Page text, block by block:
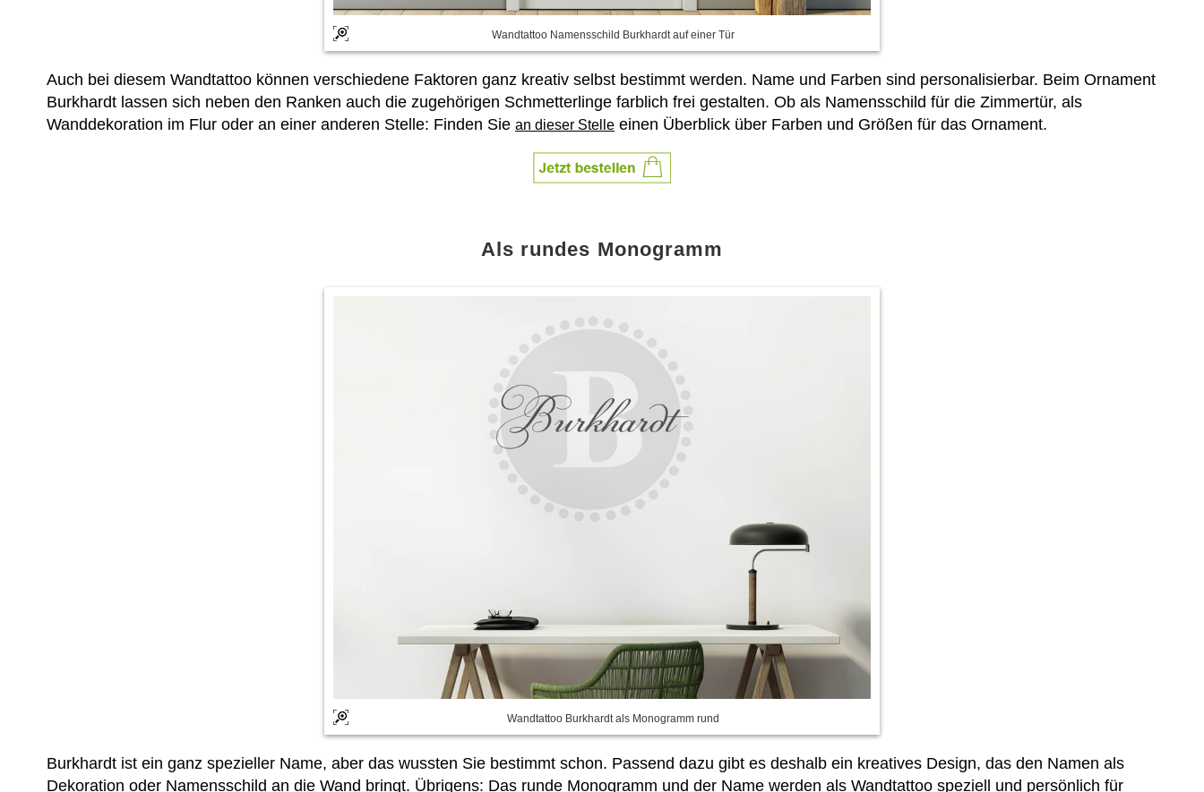
Wandtattoo Namensschild Burkhardt auf einer Tür
Auch bei diesem Wandtattoo können verschiedene Faktoren ganz kreativ selbst bestimmt werden. Name und Farben sind personalisierbar. Beim Ornament
Burkhardt lassen sich neben den Ranken auch die zugehörigen Schmetterlinge farblich frei gestalten. Ob als Namensschild für die Zimmertür, als
Wanddekoration im Flur oder an einer anderen Stelle: Finden Sie an dieser Stelle einen Überblick über Farben und Größen für das Ornament.
Als rundes Monogramm
Wandtattoo Burkhardt als Monogramm rund
Burkhardt ist ein ganz spezieller Name, aber das wussten Sie bestimmt schon. Passend dazu gibt es deshalb ein kreatives Design, das den Namen als
Dekoration oder Namensschild an die Wand bringt. Übrigens: Das runde Monogramm und der Name werden als Wandtattoo speziell und persönlich für